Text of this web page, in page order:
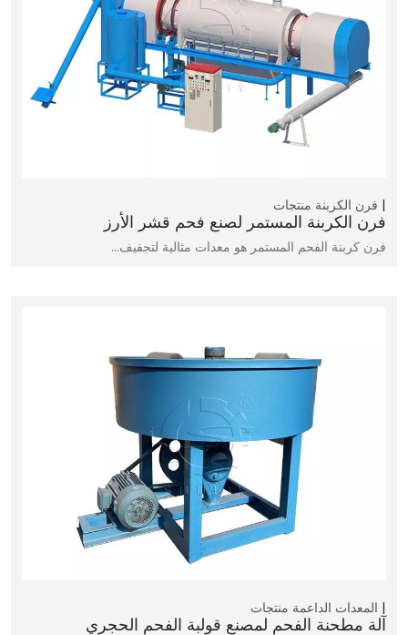
فرن الكربنة منتجات
فرن الكربنة المستمر لصنع فحم قشر الأرز
فرن كربنة الفحم المستمر هو معدات مثالية لتجفيف…
المعدات الداعمة منتجات
آلة مطحنة الفحم لمصنع قولبة الفحم الحجري